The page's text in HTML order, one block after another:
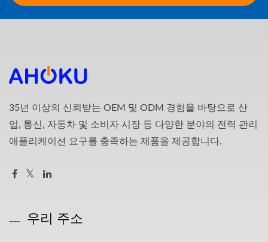
35년 이상의 신뢰받는 OEM 및 ODM 경험을 바탕으로 산
업, 통신, 자동차 및 소비자 시장 등 다양한 분야의 전력 관리
애플리케이션 요구를 충족하는 제품을 제공합니다.
우리 주소